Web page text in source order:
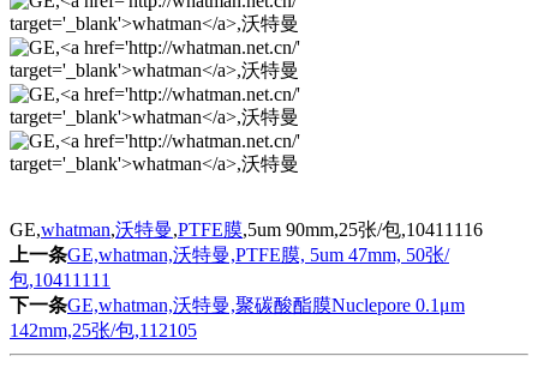
GE,whatman,沃特曼,PTFE膜,5um 90mm,25张/包,10411116
上一条GE,whatman,沃特曼,PTFE膜, 5um 47mm, 50张/
包,10411111
下一条GE,whatman,沃特曼,聚碳酸酯膜Nuclepore 0.1μm
142mm,25张/包,112105